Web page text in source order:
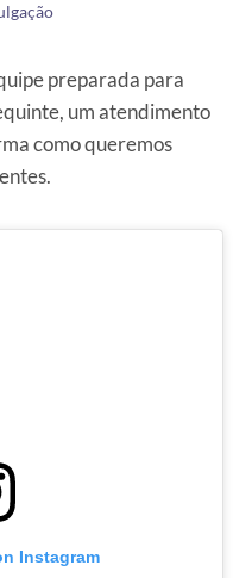
preparada para
um atendimento
como queremos
Instagram